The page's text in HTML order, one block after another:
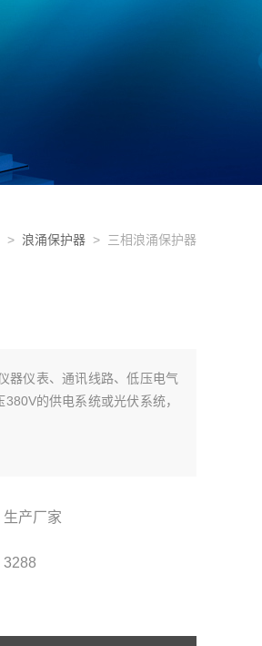
> 浪涌保护器 > 三相浪涌保护器
器仪表、通讯线路、低压电气
的供电系统或光伏系统，
生产厂家
3288